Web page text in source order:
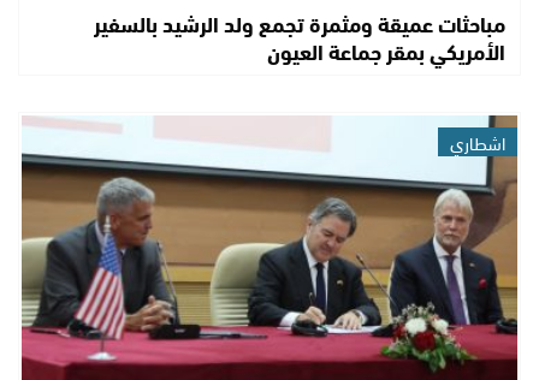
مباحثات عميقة ومثمرة تجمع ولد الرشيد بالسفير
الأمريكي بمقر جماعة العيون
اشطاري